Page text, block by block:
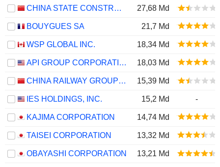
CHINA STATE CONSTRUCTION ENGINEERING CORPORATION LIMITED 27,68 Md
BOUYGUES SA 21,7 Md
WSP GLOBAL INC. 18,34 Md
API GROUP CORPORATION 18,03 Md
CHINA RAILWAY GROUP LIMITED 15,39 Md
IES HOLDINGS, INC. 15,2 Md -
KAJIMA CORPORATION 14,74 Md
TAISEI CORPORATION 13,32 Md
OBAYASHI CORPORATION 13,21 Md